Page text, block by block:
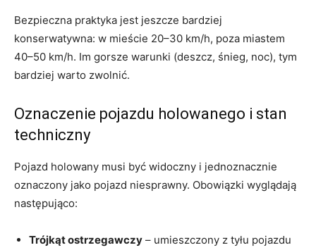
Bezpieczna praktyka jest jeszcze bardziej
konserwatywna: w mieście 20–30 km/h, poza miastem
40–50 km/h. Im gorsze warunki (deszcz, śnieg, noc), tym
bardziej warto zwolnić.
Oznaczenie pojazdu holowanego i stan
techniczny
Pojazd holowany musi być widoczny i jednoznacznie
oznaczony jako pojazd niesprawny. Obowiązki wyglądają
następująco:
Trójkąt ostrzegawczy – umieszczony z tyłu pojazdu